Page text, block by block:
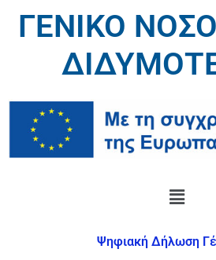
ΓΕΝΙΚΟ
Ψηφιακή Δήλωση